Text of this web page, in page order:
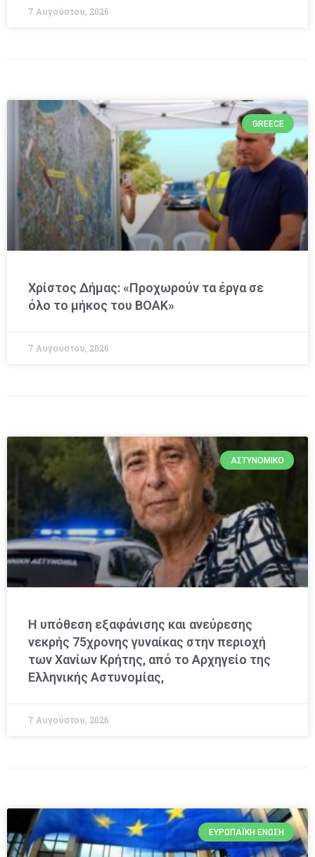
7 Αυγούστου, 2026
GREECE
Χρίστος Δήμας: «Προχωρούν τα έργα σε
όλο το μήκος του ΒΟΑΚ»
7 Αυγούστου, 2026
ΑΣΤΥΝΟΜΙΚΌ
Η υπόθεση εξαφάνισης και ανεύρεσης
νεκρής 75χρονης γυναίκας στην περιοχή
των Χανίων Κρήτης, από το Αρχηγείο της
Ελληνικής Αστυνομίας,
7 Αυγούστου, 2026
ΕΥΡΩΠΑΪΚΉ ΈΝΩΣΗ